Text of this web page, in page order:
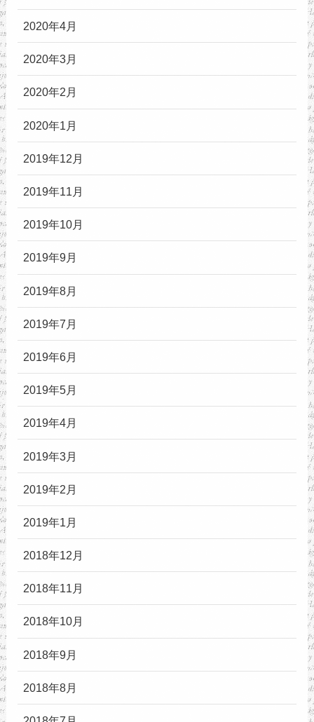
2020年4月
2020年3月
2020年2月
2020年1月
2019年12月
2019年11月
2019年10月
2019年9月
2019年8月
2019年7月
2019年6月
2019年5月
2019年4月
2019年3月
2019年2月
2019年1月
2018年12月
2018年11月
2018年10月
2018年9月
2018年8月